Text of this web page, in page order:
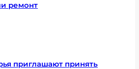
ремонт
приглашают принять